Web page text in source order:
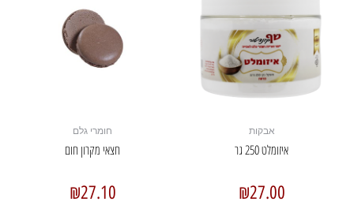
אבקות
איזומלט 250 גר
₪27.00
חומרי גלם
חצאי מקרון חום
₪27.10